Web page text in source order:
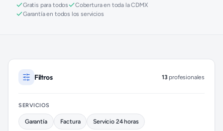
Gratis para todos
Cobertura en toda la CDMX
Garantía en todos los servicios
Plomeros disponibles en Tlalpan (colonia San Andrés
Filtros 13 profesionales
SERVICIOS
Garantía Factura Servicio 24 horas